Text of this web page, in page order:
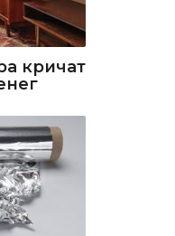
кричат